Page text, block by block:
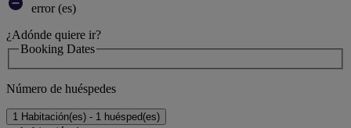
error (es)
¿Adónde quiere ir?
Booking Dates
Número de huéspedes
1 Habitación(es) - 1 huésped(es)